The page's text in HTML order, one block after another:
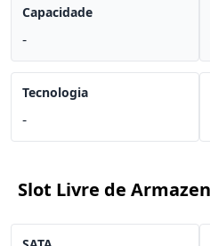
Capacidade
-
Tecnologia
-
Slot Livre de